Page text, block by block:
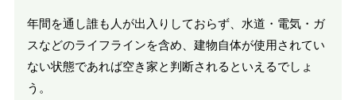
年間を通し誰も人が出入りしておらず、水道・電気・ガ
スなどのライフラインを含め、建物自体が使用されてい
ない状態であれば空き家と判断されるといえるでしょ
う。